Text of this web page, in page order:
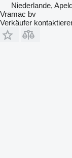
Niederlande,
Vramac bv
Verkäufer